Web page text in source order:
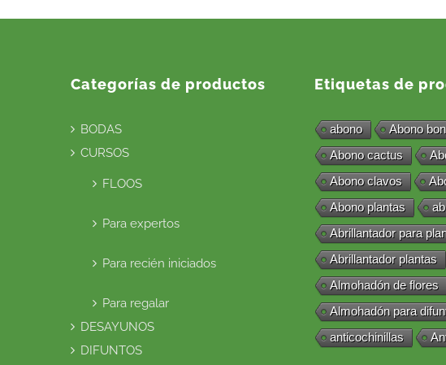
Categorías de productos
BODAS
CURSOS
FLOOS
Para expertos
Para recién iniciados
Para regalar
DESAYUNOS
DIFUNTOS
Etiquetas de
abono
Abono
Abono cactus
Abono clavos
Abono plantas
Abrillantador para
Abrillantador plantas
Almohadón de flores
Almohadón para
anticochinillas